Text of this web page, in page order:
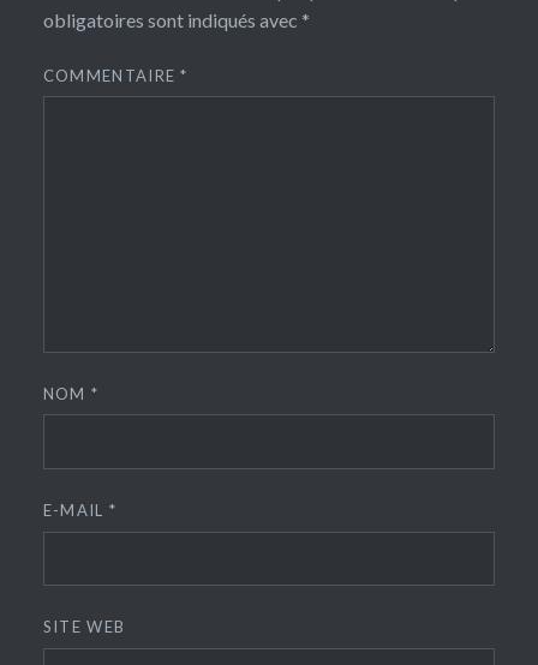
obligatoires sont indiqués avec *
COMMENTAIRE*
NOM*
E-MAIL *
SITE WEB